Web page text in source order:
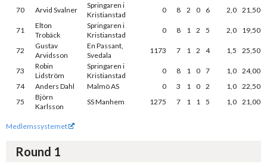
70 Arvid Svalner
Springaren i
Kristianstad
0 8 2 0 6 2,0 21,50
71
Elton
Trobäck
Springaren i
Kristianstad
0 8 1 2 5 2,0 19,50
72
Gustav
Arvidsson
En Passant,
Svedala
1173 7 1 2 4 1,5 25,50
73
Robin
Lidström
Springaren i
Kristianstad
0 8 1 0 7 1,0 24,00
74
Anders Dahl Malmö AS 0 3 1 0 2 1,0 22,50
75
Björn
Karlsson
SS Manhem 1275 7 1 1 5 1,0 21,00
Medlemssystemet
Round 1